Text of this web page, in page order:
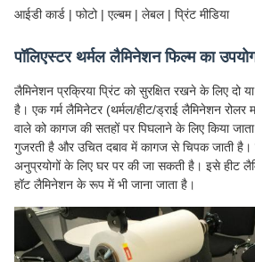
आईडी कार्ड | फोटो | एल्बम | लेबल | प्रिंट मीडिया
पॉलिएस्टर थर्मल लैमिनेशन फिल्म का
लैमिनेशन प्रक्रिया प्रिंट को सुरक्षित रखने के लिए दो
है। एक गर्म लैमिनेटर (थर्मल/हीट/ड्राई लैमिनेशन रोलर
वाले को कागज की सतहों पर पिघलाने के लिए किया
गुजरती है और उचित दबाव में कागज से चिपक जाती है।
अनुप्रयोगों के लिए घर पर की जा सकती है। इसे हीट
हॉट लैमिनेशन के रूप में भी जाना जाता है।